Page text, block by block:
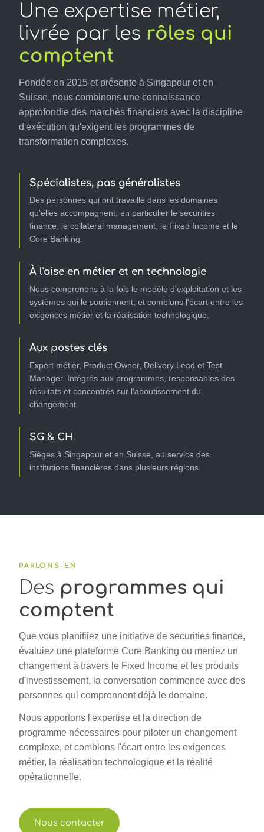
Une expertise métier,
livrée par les rôles qui
comptent
Fondée en 2015 et présente à Singapour et en
Suisse, nous combinons une connaissance
approfondie des marchés financiers avec la discipline
d'exécution qu'exigent les programmes de
transformation complexes.
Spécialistes, pas généralistes
Des personnes qui ont travaillé dans les domaines
qu'elles accompagnent, en particulier le securities
finance, le collateral management, le Fixed Income et le
Core Banking.
À l'aise en métier et en technologie
Nous comprenons à la fois le modèle d'exploitation et les
systèmes qui le soutiennent, et comblons l'écart entre les
exigences métier et la réalisation technologique.
Aux postes clés
Expert métier, Product Owner, Delivery Lead et Test
Manager. Intégrés aux programmes, responsables des
résultats et concentrés sur l'aboutissement du
changement.
SG & CH
Sièges à Singapour et en Suisse, au service des
institutions financières dans plusieurs régions.
PARLONS-EN
Des programmes qui
comptent
Que vous planifiiez une initiative de securities finance,
évaluiez une plateforme Core Banking ou meniez un
changement à travers le Fixed Income et les produits
d'investissement, la conversation commence avec des
personnes qui comprennent déjà le domaine.
Nous apportons l'expertise et la direction de
programme nécessaires pour piloter un changement
complexe, et comblons l'écart entre les exigences
métier, la réalisation technologique et la réalité
opérationnelle.
Nous contacter